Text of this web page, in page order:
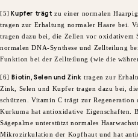
​[5] Kupfer trägt zu einer normalen
tragen zur Erhaltung normaler Haare bei.
tragen dazu bei, die Zellen vor oxidativem
normalen DNA-Synthese und Zellteilung
Funktion bei der Zellteilung (wie die
​[6] Biotin, Selen und Zink tragen zur
Zink, Selen und Kupfer tragen dazu bei,
schützen. Vitamin C trägt zur
Kurkuma hat antioxidative Eigenschaften.
Sägepalme unterstützt normales
Mikrozirkulation der Kopfhaut und hat